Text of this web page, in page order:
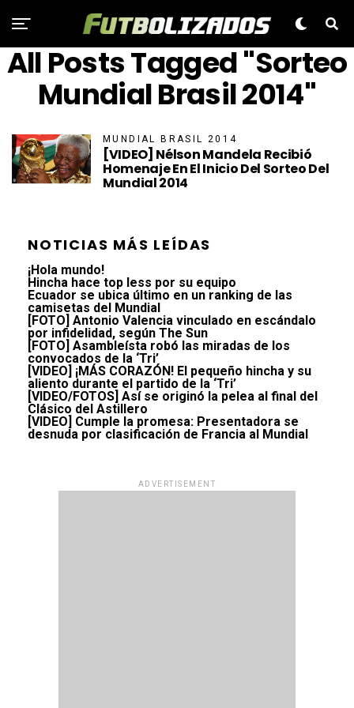
All Posts Tagged "Sorteo
Mundial Brasil 2014"
MUNDIAL BRASIL 2014
[VIDEO] Nélson Mandela Recibió
Homenaje En El Inicio Del Sorteo Del
Mundial 2014
NOTICIAS MÁS LEÍDAS
¡Hola mundo!
Hincha hace top less por su equipo
Ecuador se ubica último en un ranking de las
camisetas del Mundial
[FOTO] Antonio Valencia vinculado en escándalo
por infidelidad, según The Sun
[FOTO] Asambleísta robó las miradas de los
convocados de la ‘Tri’
[VIDEO] ¡MÁS CORAZÓN! El pequeño hincha y su
aliento durante el partido de la ‘Tri’
[VIDEO/FOTOS] Así se originó la pelea al final del
Clásico del Astillero
[VIDEO] Cumple la promesa: Presentadora se
desnuda por clasificación de Francia al Mundial
ADVERTISEMENT